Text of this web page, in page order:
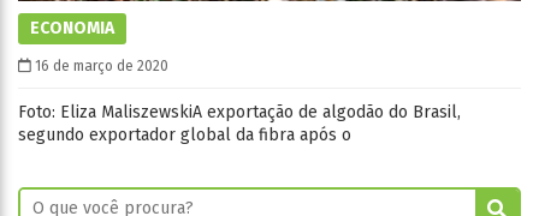
ECONOMIA
16 de março de 2020
Foto: Eliza MaliszewskiA exportação de algodão do Brasil,
segundo exportador global da fibra após o